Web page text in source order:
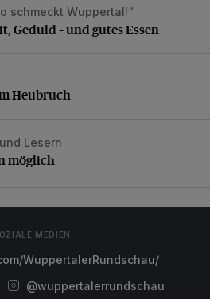
Geduld – und gutes Essen
schmeckt Wuppertal!“
Geduld – und gutes Essen
Heubruch
Heubruch
möglich
Lesern
möglich
MEDIEN
WuppertalerRundschau/
@wuppertalerrundschau